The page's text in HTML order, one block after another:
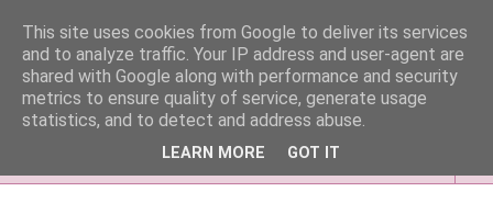
This site uses cookies from Google to deliver its services
and to analyze traffic. Your IP address and user-agent are
shared with Google along with performance and security
metrics to ensure quality of service, generate usage
statistics, and to detect and address abuse.
LEARN MORE GOT IT